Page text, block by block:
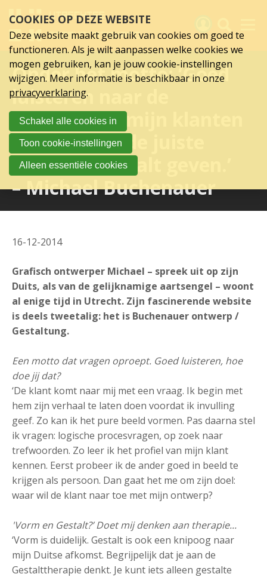
links
over
Spring
hoofd
inhoud
Spring
naar
hoofdnavigatie
Onder het motto: ‘Goed
luisteren naar de
wensen van mijn klanten
en deze dan de juiste
Vorm en Gestalt geven.’
– Michael Buchenauer
16-12-2014
Grafisch ontwerper Michael – spreek uit op zijn
Duits, als van de gelijknamige aartsengel – woont
al enige tijd in Utrecht. Zijn fascinerende website
is deels tweetalig: het is Buchenauer ontwerp /
Gestaltung.
Een motto dat vragen oproept. Goed luisteren, hoe
doe jij dat?
‘De klant komt naar mij met een vraag. Ik begin met
hem zijn verhaal te laten doen voordat ik invulling
geef. Zo kan ik het pure beeld vormen. Pas daarna stel
ik vragen: logische procesvragen, op zoek naar
trefwoorden. Zo leer ik het profiel van mijn klant
kennen. Eerst probeer ik de ander goed in beeld te
krijgen als persoon. Dan gaat het me om zijn doel:
waar wil de klant naar toe met mijn ontwerp?
'Vorm en Gestalt?’ Doet mij denken aan therapie...
‘Vorm is duidelijk. Gestalt is ook een knipoog naar
mijn Duitse afkomst. Begrijpelijk dat je aan de
Gestalttherapie denkt. Je kunt iets alleen gestalte
Activiteiten
Nieuws
Verslagen
Sluit je aan
Over UCK
COOKIES OP DEZE WEBSITE
Deze website maakt gebruik van cookies om goed te
functioneren. Als je wilt aanpassen welke cookies we
mogen gebruiken, kan je jouw cookie-instellingen
wijzigen. Meer informatie is beschikbaar in onze
privacyverklaring.
Schakel alle cookies in
Toon cookie-instellingen
Alleen essentiële cookies